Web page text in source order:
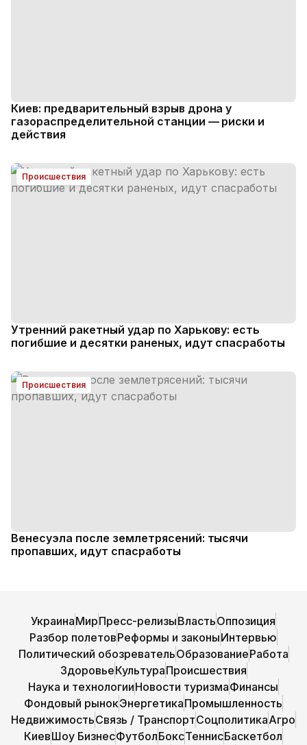
Киев: предварительный взрыв дрона у
газораспределительной станции — риски и
действия
Происшествия
Утренний ракетный удар по Харькову: есть
погибшие и десятки раненых, идут спасработы
Происшествия
Венесуэла после землетрясений: тысячи
пропавших, идут спасработы
УкраинаМирПресс-релизыВластьОппозиция
Разбор полетовРеформы и законыИнтервью
Политический обозревательОбразованиеРабота
ЗдоровьеКультураПроисшествия
Наука и технологииНовости туризмаФинансы
Фондовый рынокЭнергетикаПромышленность
НедвижимостьСвязь / ТранспортСоцполитикаАгро
КиевШоу БизнесФутболБоксТеннисБаскетбол